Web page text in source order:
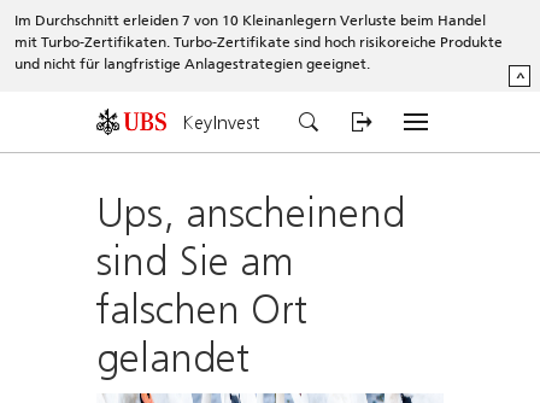
Im Durchschnitt erleiden 7 von 10 Kleinanlegern Verluste beim Handel
mit Turbo-Zertifikaten. Turbo-Zertifikate sind hoch risikoreiche Produkte
und nicht für langfristige Anlagestrategien geeignet.
^
KeyInvest
Ups, anscheinend
sind Sie am
falschen Ort
gelandet